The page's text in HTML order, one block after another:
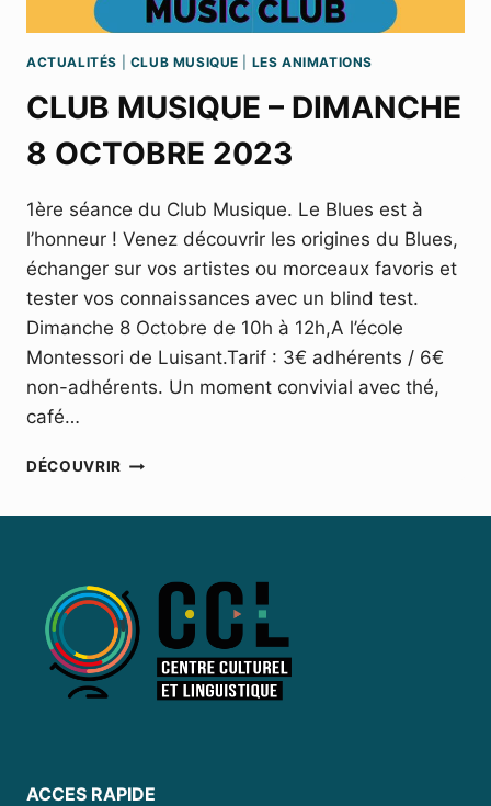
ACTUALITÉS CLUB MUSIQUE LES ANIMATIONS
CLUB MUSIQUE – DIMANCHE
8 OCTOBRE 2023
1ère séance du Club Musique. Le Blues est à
l’honneur ! Venez découvrir les origines du Blues,
échanger sur vos artistes ou morceaux favoris et
tester vos connaissances avec un blind test.
Dimanche 8 Octobre de 10h à 12h,A l’école
Montessori de Luisant.Tarif : 3€ adhérents / 6€
non-adhérents. Un moment convivial avec thé,
café…
DÉCOUVRIR CLUB
2023
ACCES RAPIDE